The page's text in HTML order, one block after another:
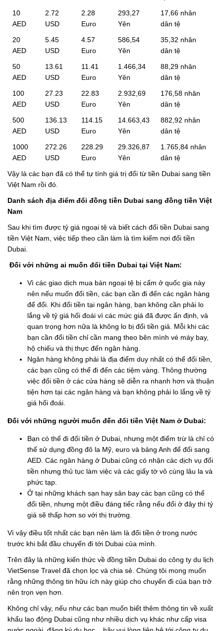
10
AED
2.72
USD
2.28
Euro
293,27
Yên
17,66 nhân
dân tệ
20
AED
5.45
USD
4.57
Euro
586,54
Yên
35,32 nhân
dân tệ
50
AED
13.61
USD
11.41
Euro
1.466,34
Yên
88,29 nhân
dân tệ
100
AED
27.23
USD
22.83
Euro
2.932,69
Yên
176,58 nhân
dân tệ
500
AED
136.13
USD
114.15
Euro
14.663,43
Yên
882,92 nhân
dân tệ
1000
AED
272.26
USD
228.29
Euro
29.326,87
Yên
1.765,84 nhân
dân tệ
Vậy là các bạn đã có thể tự tính giá trị đổi từ tiền Dubai sang tiền
Việt Nam rồi đó.
Danh sách địa điểm đổi đồng tiền Dubai sang đồng tiền Việt
Nam
Sau khi tìm được tỷ giá ngoại tệ và biết cách đổi tiền Dubai sang
tiền Việt Nam, việc tiếp theo cần làm là tìm kiếm nơi đổi tiền
Dubai.
Đối với những ai muốn đổi tiền Dubai tại Việt Nam:
Vì các giao dịch mua bán ngoại tệ bị cấm ở quốc gia này
nên nếu muốn đổi tiền, các bạn cần đi đến các ngân hàng
để đổi. Khi đổi tiền tại ngân hàng, bạn không cần phải lo
lắng về tỷ giá hối đoái vì các mức giá đã được ấn định, và
quan trọng hơn nữa là không lo bị đổi tiền giả. Mỗi khi các
bạn cần đổi tiền chỉ cần mang theo bên mình vé máy bay,
hộ chiếu và thị thực đến ngân hàng.
Ngân hàng không phải là địa điểm duy nhất có thể đổi tiền,
các bạn cũng có thể đi đến các tiệm vàng. Thông thường
việc đổi tiền ở các cửa hàng sẽ diễn ra nhanh hơn và thuận
tiện hơn tại các ngân hàng và bạn không phải lo lắng về tỷ
giá hối đoái.
Đối với những người muốn đến đổi tiền Việt Nam ở Dubai:
Bạn có thể đi đổi tiền ở Dubai, nhưng một điểm trừ là chỉ có
thể sử dụng đồng đô la Mỹ, euro và bảng Anh để đổi sang
AED. Các ngân hàng ở Dubai cũng có nhận các dịch vụ đổi
tiền nhưng thủ tục làm việc và các giấy tờ vô cùng lâu la và
phức tạp.
Ở tại những khách sạn hay sân bay các bạn cũng có thể
đổi tiền, nhưng một điều đáng tiếc rằng nếu đổi ở đây thì tỷ
giá sẽ thấp hơn so với thị trường.
Vì vậy điều tốt nhất các bạn nên làm là đổi tiền ở trong nước
trước khi bắt đầu chuyến đi tới Dubai của mình.
Trên đây là những kiến thức về đồng tiền Dubai do công ty du lịch
VietSense Travel đã chọn lọc và chia sẻ. Chúng tôi mong muốn
rằng những thông tin hữu ích này giúp cho chuyến đi của bạn trở
nên trọn vẹn hơn.
Không chỉ vậy, nếu như các bạn muốn biết thêm thông tin về xuất
khẩu lao động Dubai cũng như nhiều dịch vụ khác như cấp visa